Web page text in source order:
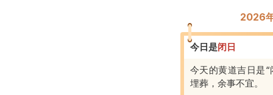
2026
今日是闭 日
今天的黄道吉日是
埋葬，余事不宜。